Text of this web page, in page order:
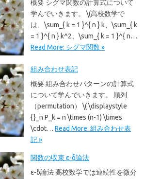
概要 シグマ関数の計算式について
学んでいきます。 \(高校数学で
は、\sum_{ k = 1 }^{ n } k、\sum_{ k
= 1 }^{ n } k^2、\sum_{ k = 1 }^{ n…
Read More: シグマ関数 »
組み合わせ表記
概要 組み合わせパターンの計算式
について学んでいきます。 順列
（permutation） \( \displaystyle
{}_n P_k = n \times (n-1) \times
\cdot… Read More: 組み合わせ表
記 »
関数の収束 ε-δ論法
ε-δ論法 高校数学では連続性を微分